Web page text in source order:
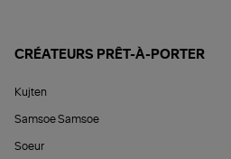
CRÉATEURS PRÊT-À-PORTER
Kujten
Samsoe Samsoe
Soeur